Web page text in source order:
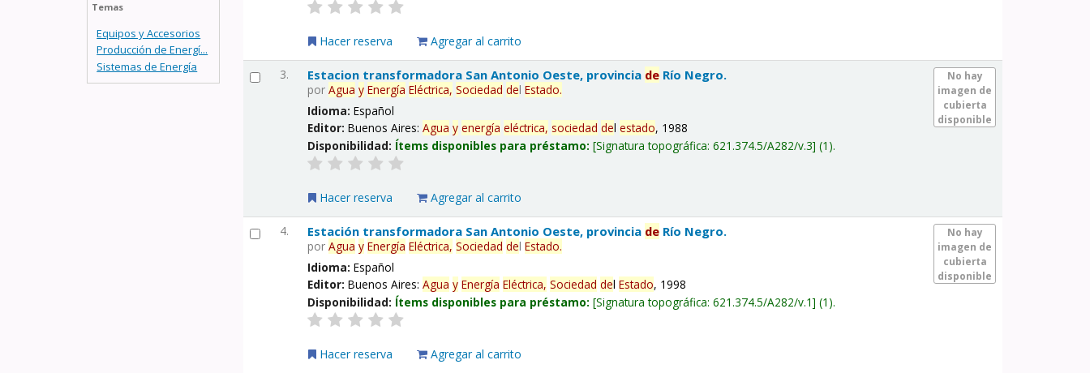
Temas
Equipos y Accesorios
Producción de Energí...
Sistemas de Energía
Hacer reserva Agregar al carrito
3.
No hay
imagen de
cubierta
disponible
Estacion transformadora San Antonio Oeste, provincia de Río Negro.
porAgua y Energía Eléctrica, Sociedad delEstado.
Idioma:Español
Editor:Buenos Aires:Agua y energía eléctrica, sociedad delestado, 1988
Disponibilidad: Ítems disponibles para préstamo: Signatura topográfica:621.374.5/A282/v.3 (1).
Hacer reserva Agregar al carrito
4.
No hay
imagen de
cubierta
disponible
Estación transformadora San Antonio Oeste, provincia de Río Negro.
porAgua y Energía Eléctrica, Sociedad delEstado.
Idioma:Español
Editor:Buenos Aires:Agua y Energía Eléctrica, Sociedad delEstado, 1998
Disponibilidad: Ítems disponibles para préstamo: Signatura topográfica:621.374.5/A282/v.1 (1).
Hacer reserva Agregar al carrito